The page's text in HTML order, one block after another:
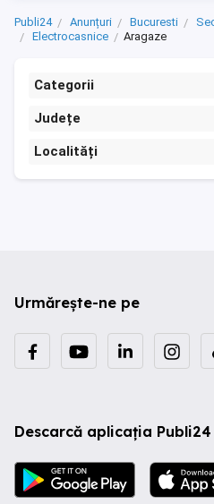
Publi24 Anunțuri Bucuresti
Electrocasnice
Aragaze
Categorii
Județe
Localități
Urmărește-ne pe
Descarcă aplicația Publi24